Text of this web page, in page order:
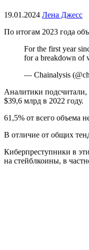
19.01.2024 Лена Джесс
По итогам 2023 года
For the first year
for a breakdown of
— Chainalysis
Аналитики
$39,6 млрд в 2022 году.
61,5% от всего объема
В отличие от общих
Киберпреступники в
на стейблкоины, в